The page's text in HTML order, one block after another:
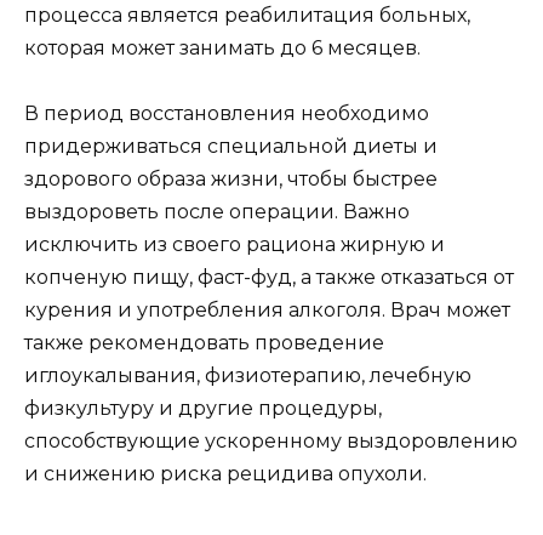
процесса является реабилитация больных,
которая может занимать до 6 месяцев.
В период восстановления необходимо
придерживаться специальной диеты и
здорового образа жизни, чтобы быстрее
выздороветь после операции. Важно
исключить из своего рациона жирную и
копченую пищу, фаст-фуд, а также отказаться от
курения и употребления алкоголя. Врач может
также рекомендовать проведение
иглоукалывания, физиотерапию, лечебную
физкультуру и другие процедуры,
способствующие ускоренному выздоровлению
и снижению риска рецидива опухоли.